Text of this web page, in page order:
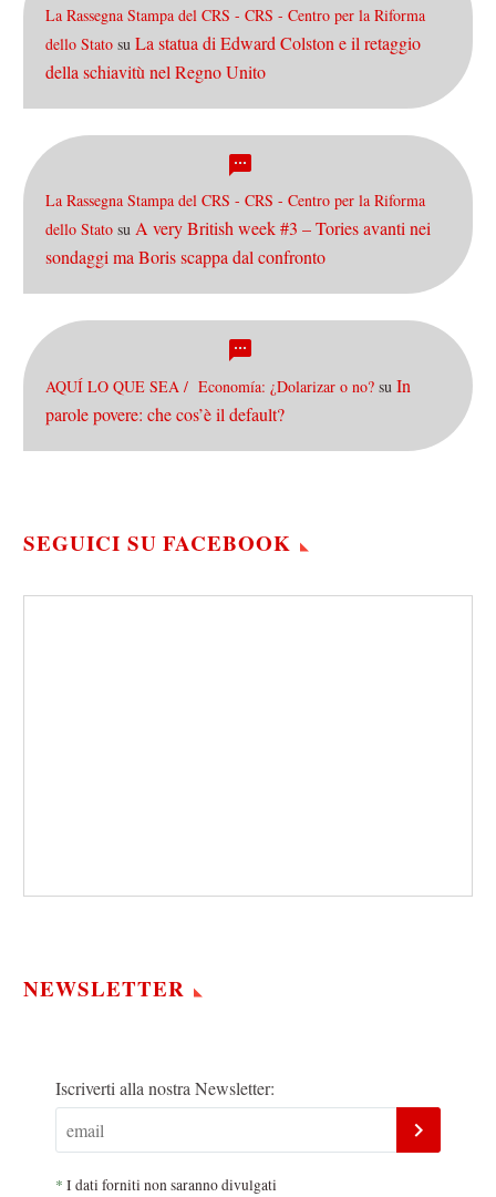
La Rassegna Stampa del CRS - CRS - Centro per la Riforma
dello Stato su La statua di Edward Colston e il retaggio
della schiavitù nel Regno Unito
La Rassegna Stampa del CRS - CRS - Centro per la Riforma
dello Stato su A very British week #3 – Tories avanti nei
sondaggi ma Boris scappa dal confronto
AQUÍ LO QUE SEA / Economía: ¿Dolarizar o no? su In
parole povere: che cos’è il default?
SEGUICI SU FACEBOOK
NEWSLETTER
Iscriverti alla nostra Newsletter:
* I dati forniti non saranno divulgati